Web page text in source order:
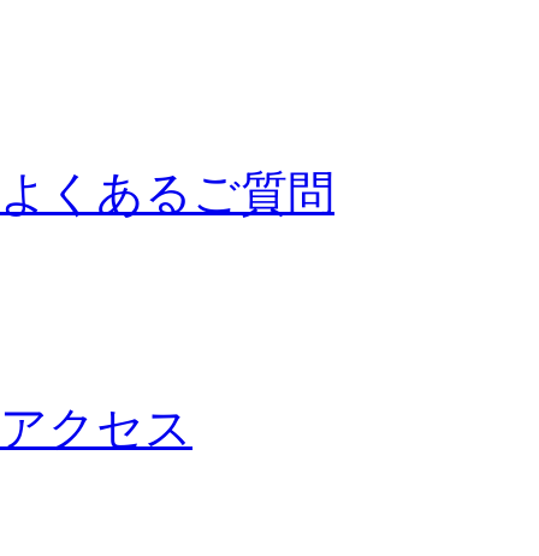
よくあるご質問
アクセス